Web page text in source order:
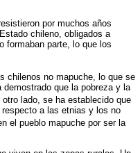
por muchos años
chileno, obligados a
formaban parte, lo que los
chilenos no mapuche, lo que se
que la pobreza y la
otro lado, se ha establecido que
a las etnias y los no
el pueblo mapuche por ser la